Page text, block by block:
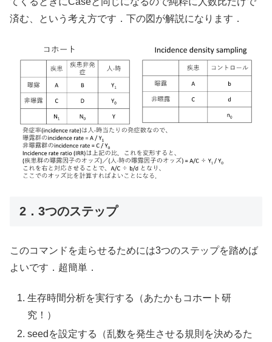
済む、という考え方です．下の図が解説になります．
2．3つのステップ
このコマンドを走らせるためには3つのステップを踏めば
よいです．超簡単．
生存時間分析を実行する（あたかもコホート研
究！）
seedを設定する（乱数を発生させる規則を決めるた